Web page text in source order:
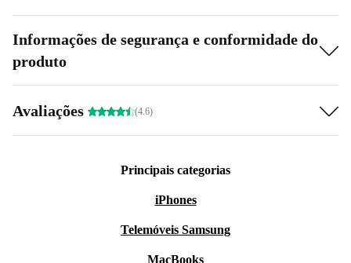
Informações de segurança e conformidade do
produto
Avaliações (4.6)
Principais categorias
iPhones
Telemóveis Samsung
MacBooks